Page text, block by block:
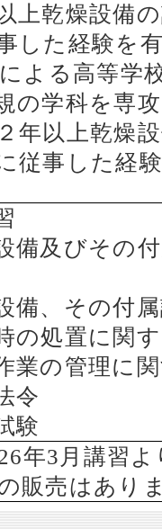
上乾燥設備
した経験を
よる高等学
の学科を専
年以上乾燥
従事した経
備及びその
備、その付
の処置に関
業の管理に
令
験
年3月講習
販売はあり